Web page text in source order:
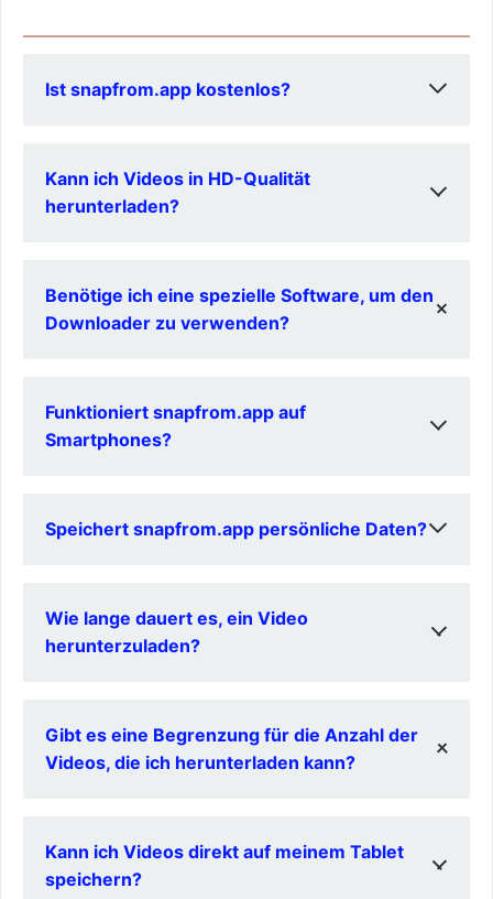
Ist snapfrom.app kostenlos?
kostenlos an.
Kann ich Videos in HD-Qualität
herunterladen?
Videos in verschiedenen Auflösungen, einschließlich HD.
Benötige ich eine spezielle Software, um den
Downloader zu verwenden?
Installation von Software.
Funktioniert snapfrom.app auf
Smartphones?
kompatibel.
Speichert snapfrom.app persönliche Daten?
oder heruntergeladenen Inhalte.
Wie lange dauert es, ein Video
herunterzuladen?
Internetverbindung ab, aber snapfrom.app ist für
schnelle Downloads optimiert.
Gibt es eine Begrenzung für die Anzahl der
Videos, die ich herunterladen kann?
möchten.
Kann ich Videos direkt auf meinem Tablet
speichern?